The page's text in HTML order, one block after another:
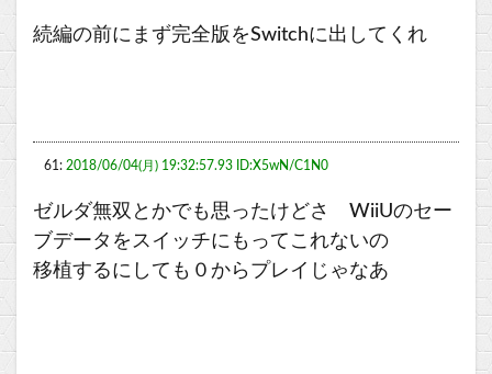
続編の前にまず完全版をSwitchに出してくれ
61: 2018/06/04(月) 19:32:57.93 ID:X5wN/C1N0
ゼルダ無双とかでも思ったけどさ WiiUのセー
ブデータをスイッチにもってこれないの
移植するにしても０からプレイじゃなあ